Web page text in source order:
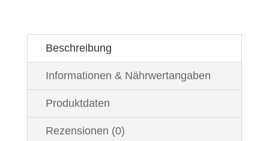
Beschreibung
Informationen & Nährwertangaben
Produktdaten
Rezensionen (0)